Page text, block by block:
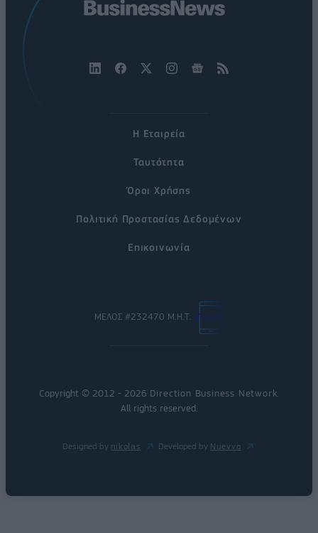
Η Εταιρεία
Ταυτότητα
Όροι Χρήσης
Πολιτική Προστασίας Δεδομένων
Επικοινωνία
ΜΕΛΟΣ #232470 Μ.Η.Τ.
Copyright © 2012 - 2026 Direction Business Network.
All rights reserved.
Designed by nikolas Developed by Nuevvo